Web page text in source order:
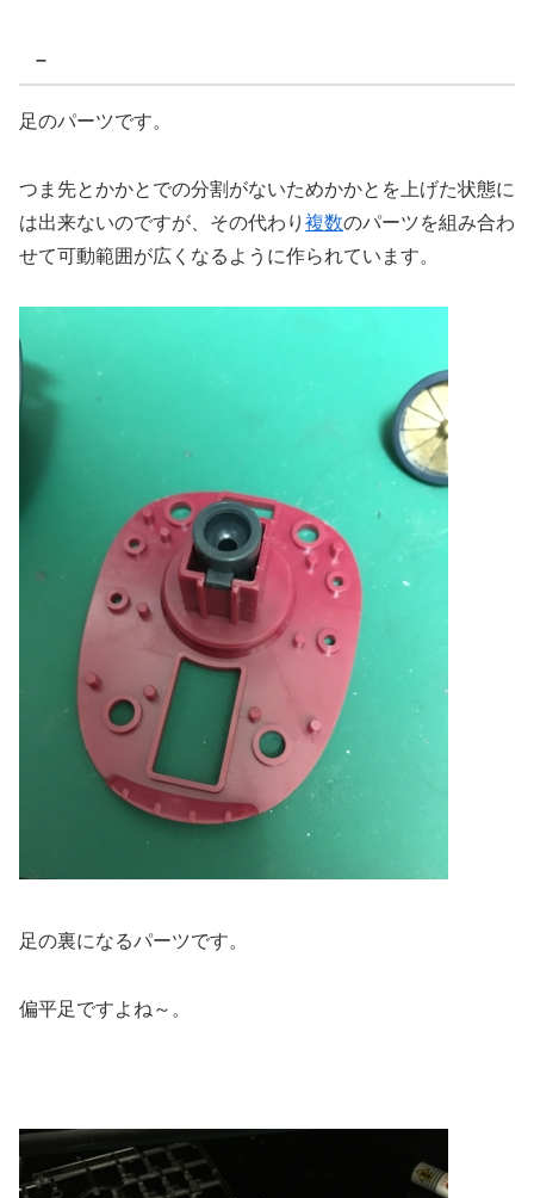
–
足のパーツです。
つま先とかかとでの分割がないためかかとを上げた状態に
は出来ないのですが、その代わり 複数のパーツを組み合わ
せて可動範囲が広くなるように作られています。
足の裏になるパーツです。
偏平足ですよね～。